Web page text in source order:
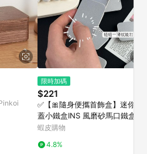
限時加碼
$221
✅【🎀隨身便攜首飾盒】迷你滑
蓋小鐵盒INS 風磨砂馬口鐵盒 小
號隨身便攜 首飾糖果小藥盒設計
蝦皮購物
4.8%